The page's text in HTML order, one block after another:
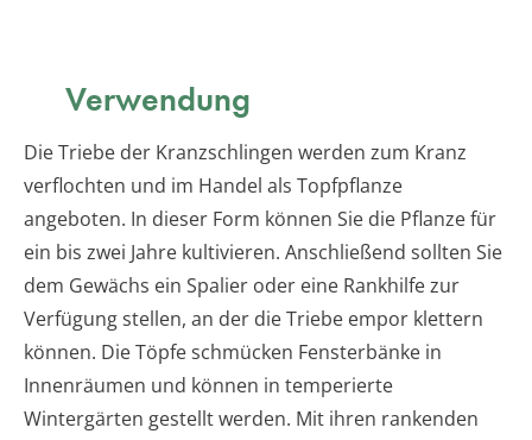
Verwendung
Die Triebe der Kranzschlingen werden zum Kranz
verflochten und im Handel als Topfpflanze
angeboten. In dieser Form können Sie die Pflanze für
ein bis zwei Jahre kultivieren. Anschließend sollten Sie
dem Gewächs ein Spalier oder eine Rankhilfe zur
Verfügung stellen, an der die Triebe empor klettern
können. Die Töpfe schmücken Fensterbänke in
Innenräumen und können in temperierte
Wintergärten gestellt werden. Mit ihren rankenden